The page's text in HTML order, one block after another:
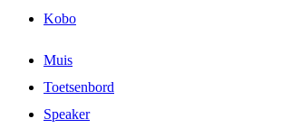
Kobo
Muis
Toetsenbord
Speaker